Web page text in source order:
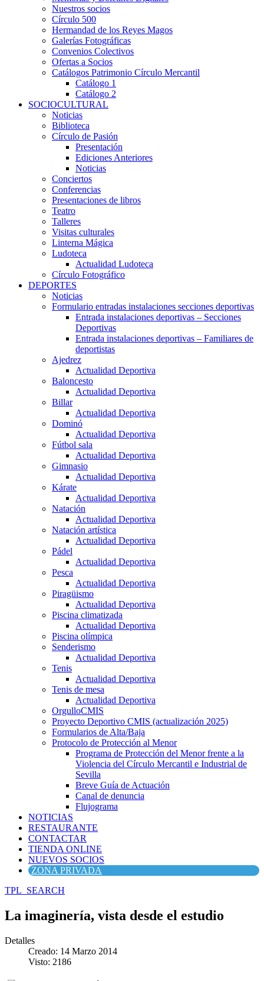
Nuestros socios
Círculo 500
Hermandad de los Reyes Magos
Galerías Fotográficas
Convenios Colectivos
Ofertas a Socios
Catálogos Patrimonio Círculo Mercantil
Catálogo 1
Catálogo 2
SOCIOCULTURAL
Noticias
Biblioteca
Círculo de Pasión
Presentación
Ediciones Anteriores
Noticias
Conciertos
Conferencias
Presentaciones de libros
Teatro
Talleres
Visitas culturales
Linterna Mágica
Ludoteca
Actualidad Ludoteca
Círculo Fotográfico
DEPORTES
Noticias
Formulario entradas instalaciones secciones deportivas
Entrada instalaciones deportivas – Secciones
Deportivas
Entrada instalaciones deportivas – Familiares de
deportistas
Ajedrez
Actualidad Deportiva
Baloncesto
Actualidad Deportiva
Billar
Actualidad Deportiva
Dominó
Actualidad Deportiva
Fútbol sala
Actualidad Deportiva
Gimnasio
Actualidad Deportiva
Kárate
Actualidad Deportiva
Natación
Actualidad Deportiva
Natación artística
Actualidad Deportiva
Pádel
Actualidad Deportiva
Pesca
Actualidad Deportiva
Piragüismo
Actualidad Deportiva
Piscina climatizada
Actualidad Deportiva
Piscina olímpica
Senderismo
Actualidad Deportiva
Tenis
Actualidad Deportiva
Tenis de mesa
Actualidad Deportiva
OrgulloCMIS
Proyecto Deportivo CMIS (actualización 2025)
Formularios de Alta/Baja
Protocolo de Protección al Menor
Programa de Protección del Menor frente a la
Violencia del Círculo Mercantil e Industrial de
Sevilla
Breve Guía de Actuación
Canal de denuncia
Flujograma
NOTICIAS
RESTAURANTE
CONTACTAR
TIENDA ONLINE
NUEVOS SOCIOS
ZONA PRIVADA
TPL_SEARCH
La imaginería, vista desde el estudio
Detalles
Creado: 14 Marzo 2014
Visto: 2186